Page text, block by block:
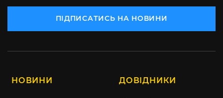
ПІДПИСАТИСЬ НА НОВИНИ
НОВИНИ ДОВІДНИКИ